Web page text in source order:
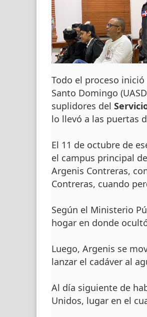
Todo el proceso
Santo Domingo
suplidores del
lo llevó a las puertas
El 11 de octubre de
el campus principal
Argenis Contreras,
Contreras, cuando
Según el Ministerio
hogar en donde
Luego, Argenis se
lanzar el cadáver al
Al día siguiente de
Unidos, lugar en el